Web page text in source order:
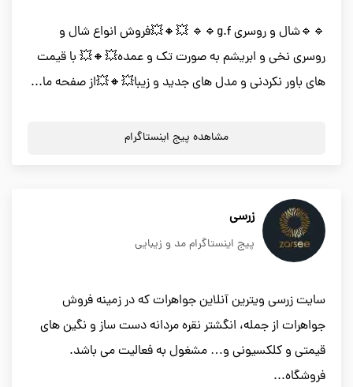
🔹🔹شال و روسری g.f🔹🔹 💥🔸💥فروش انواع شال و
روسری نخی و ابریشم به صورت تک و عمده💥🔸💥 با قیمت
های باور نکردنی و مدل های جدید و زیبا💥🔸💥از صفحه ما...
مشاهده پیج اینستاگرام
زرسی
پیج اینستاگرام مد و زیبایی
سایت زرسی ویترین آنلاین جواهرات که در زمینه فروش
جواهرات از جمله، انگشتر نقره مردانه دست ساز و نگین های
قیمتی و کلکسیونی و… مشغول به فعالیت می باشد.
فروشگاه...